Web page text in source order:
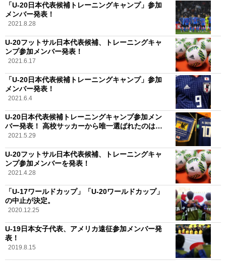
「U-20日本代表候補トレーニングキャンプ」参加
メンバー発表！
2021.8.28
U-20フットサル日本代表候補、トレーニングキャ
ンプ参加メンバー発表！
2021.6.17
「U-20日本代表候補トレーニングキャンプ」参加
メンバー発表！
2021.6.4
U-20日本代表候補トレーニングキャンプ参加メン
バー発表！ 高校サッカーから唯一選ばれたのは…
2021.5.29
U-20フットサル日本代表候補、トレーニングキャ
ンプ参加メンバーを発表！
2021.4.28
「U-17ワールドカップ」「U-20ワールドカップ」
の中止が決定。
2020.12.25
U-19日本女子代表、アメリカ遠征参加メンバー発
表！
2019.8.15